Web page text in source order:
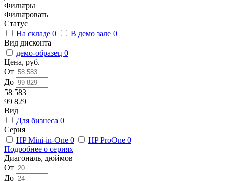
Фильтры
Фильтровать
Статус
На складе 0 В демо зале 0
Вид дисконта
демо-образец 0
Цена, руб.
От
До
58 583
99 829
Вид
Для бизнеса 0
Серия
HP Mini-in-One 0 HP ProOne 0
Подробнее о сериях
Диагональ, дюймов
От
До